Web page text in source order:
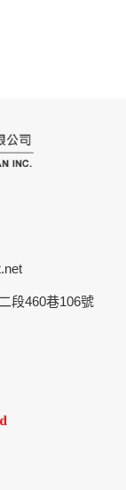
段460巷106號